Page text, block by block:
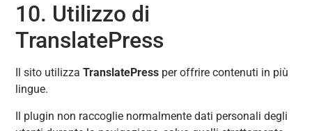
10. Utilizzo di
TranslatePress
Il sito utilizzaTranslatePress per offrire contenuti in più
lingue.
Il plugin non raccoglie normalmente dati personali degli